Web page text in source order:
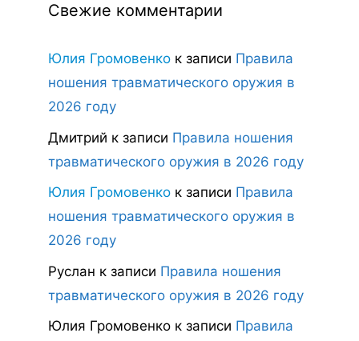
Свежие комментарии
Юлия Громовенко к записи Правила
ношения травматического оружия в
2026 году
Дмитрий к записи Правила ношения
травматического оружия в 2026 году
Юлия Громовенко к записи Правила
ношения травматического оружия в
2026 году
Руслан к записи Правила ношения
травматического оружия в 2026 году
Юлия Громовенко к записи Правила